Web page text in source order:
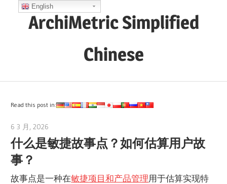
ArchiMetric Simplified
Chinese
Ops,
Agile
and
More
Read this post in:
6 3 月, 2026
什么是敏捷故事点？如何估算用户故
事？
故事点是一种在敏捷项目和产品管理用于估算实现特
English